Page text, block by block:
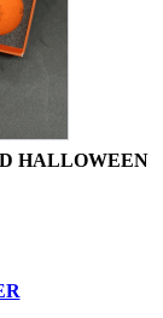
HALLOWEEN